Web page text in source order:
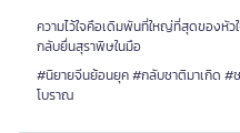
ความไว้ใจคือเดิมพันที่ใหญ่ที่สุดของหัว
กลับยื่นสุราพิษในมือ
#นิยายจีนย้อนยุค #กลับชาติมาเกิด #
โบราณ